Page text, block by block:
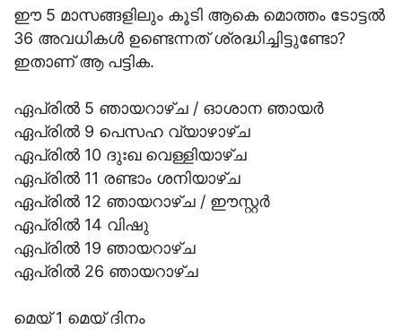
അദ്ധ്യാപകരിലും വിവരദോഷികളുണ്ട്
ഈ ദുരന്തങ്ങളും “മലയാളികള്‍”
ത്ഫൂ…pic.twitter.com/K1xidMAqSh
— V S Syamlal (@VSSyamlal)April 25, 2020
ഈ 5 മാസങ്ങളിലും കൂടി ആകെ മൊത്തം ടോട്ടല്‍
36 അവധികള്‍ ഉണ്ടെന്നത് ശ്രദ്ധിച്ചിട്ടുണ്ടോ?
ഇതാണ് ആ പട്ടിക.
ഏപ്രില്‍ 5 ഞായറാഴ്ച / ഓശാന ഞായര്‍
ഏപ്രില്‍ 9 പെസഹ വ്യാഴാഴ്ച
ഏപ്രില്‍ 10 ദുഃഖ വെള്ളിയാഴ്ച
ഏപ്രില്‍ 11 രണ്ടാം ശനിയാഴ്ച
ഏപ്രില്‍ 12 ഞായറാഴ്ച / ഈസ്റ്റര്‍
ഏപ്രില്‍ 14 വിഷു
ഏപ്രില്‍ 19 ഞായറാഴ്ച
ഏപ്രില്‍ 26 ഞായറാഴ്ച
മെയ് 1 മെയ് ദിനം